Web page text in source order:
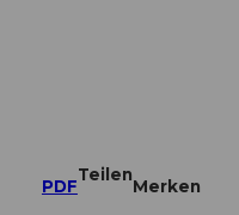
PDF
Teilen
Merken